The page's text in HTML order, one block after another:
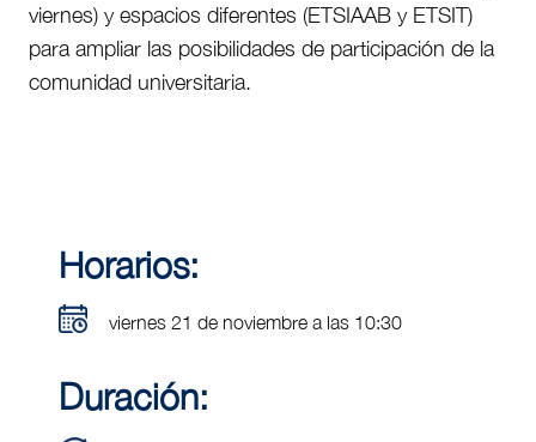
viernes) y espacios diferentes (ETSIAAB y ETSIT)
para ampliar las posibilidades de participación de la
comunidad universitaria.
Horarios:
viernes 21 de noviembre a las 10:30
Duración: